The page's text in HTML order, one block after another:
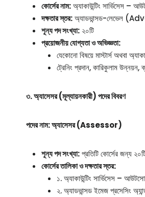
কোর্সের নাম:অ্যাকাউন্টিং
দক্ষতার স্তর:অ্যাডভান্সড-লেভেল
শূন্য পদ সংখ্যা: ২০টি
প্রয়োজনীয় যোগ্যতা ও অভিজ্ঞতা:
যেকোনো বিষয়ে মাস্টার্স অথবা
ট্রেনিং প্রদান, কারিকুলাম
৩. অ্যাসেসর (মূল্যায়নকারী) পদের বিবরণ
পদের নাম: অ্যাসেসর (Assessor)
শূন্য পদ সংখ্যা:প্রতিটি কোর্সের জন্য
কোর্সের তালিকা ও দক্ষতার স্তর:
১. অ্যাকাউন্টিং সার্ভিসেস –
২. অ্যাডভান্সড ইমেজ প্রসেসিং